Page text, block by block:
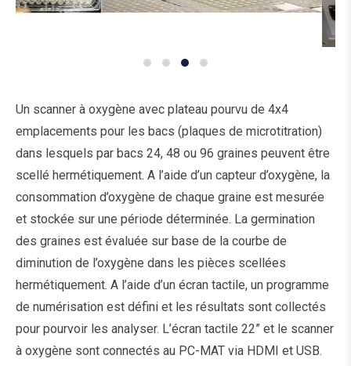
Un scanner à oxygène avec plateau pourvu de 4x4
emplacements pour les bacs (plaques de microtitration)
dans lesquels par bacs 24, 48 ou 96 graines peuvent être
scellé hermétiquement. A l’aide d’un capteur d’oxygène, la
consommation d’oxygène de chaque graine est mesurée
et stockée sur une période déterminée. La germination
des graines est évaluée sur base de la courbe de
diminution de l’oxygène dans les pièces scellées
hermétiquement. A l’aide d’un écran tactile, un programme
de numérisation est défini et les résultats sont collectés
pour pourvoir les analyser. L’écran tactile 22” et le scanner
à oxygène sont connectés au PC-MAT via HDMI et USB.